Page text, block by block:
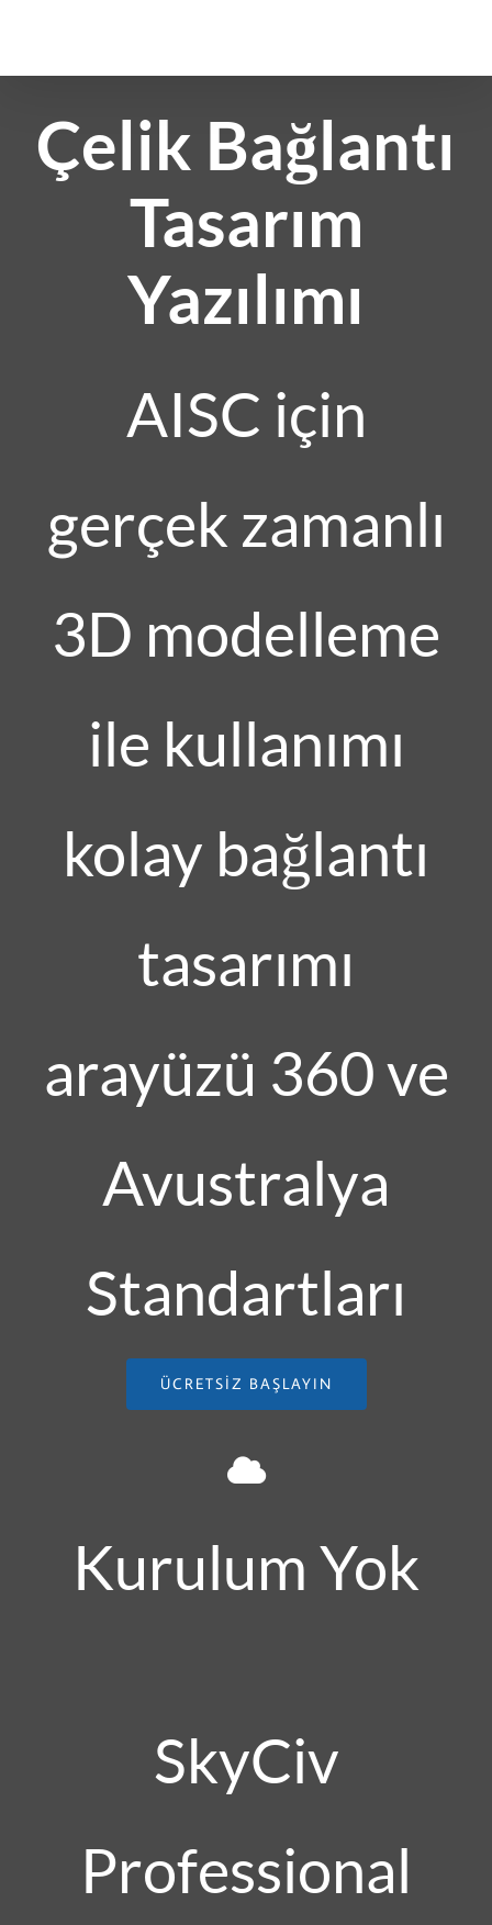
Çelik Bağlantı
Tasarım
Yazılımı
AISC için
gerçek zamanlı
3D modelleme
ile kullanımı
kolay bağlantı
tasarımı
arayüzü 360 ve
Avustralya
Standartları
ÜCRETSIZ BAŞLAYIN
Kurulum Yok
SkyCiv
Professional